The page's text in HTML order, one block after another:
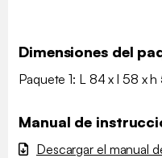
Dimensiones del
Paquete 1: L 84 x l 58 x
Manual de
Descargar el manual